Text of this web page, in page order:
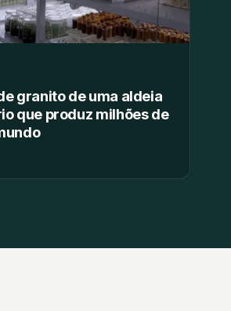
granito de uma aldeia
que produz milhões de